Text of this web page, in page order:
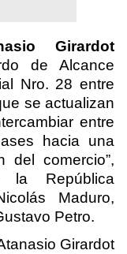
Girardot
de Alcance
Nro. 28 entre
se actualizan
entre
hacia una
del comercio”,
la República
Maduro,
Petro.
Girardot